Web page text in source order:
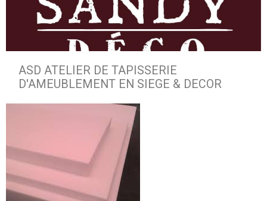
ASD ATELIER DE TAPISSERIE
D'AMEUBLEMENT EN SIEGE & DECOR